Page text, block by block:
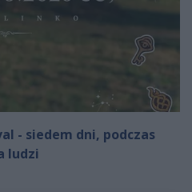
- siedem dni, podczas
ludzi